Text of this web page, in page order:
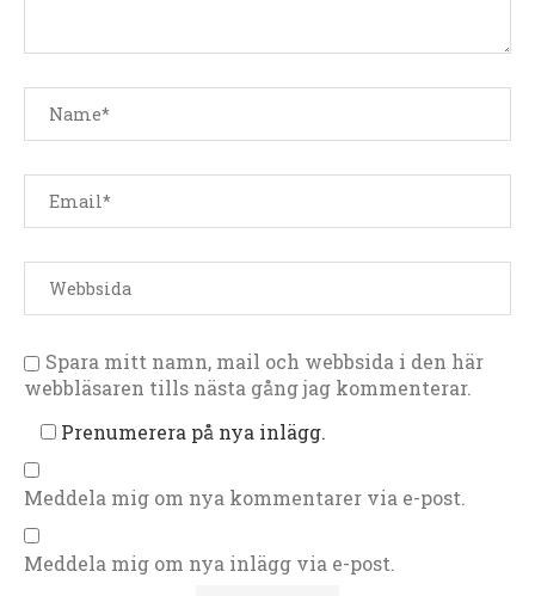
Spara mitt namn, mail och webbsida i den här
webbläsaren tills nästa gång jag kommenterar.
Prenumerera på nya inlägg.
Meddela mig om nya kommentarer via e-post.
Meddela mig om nya inlägg via e-post.